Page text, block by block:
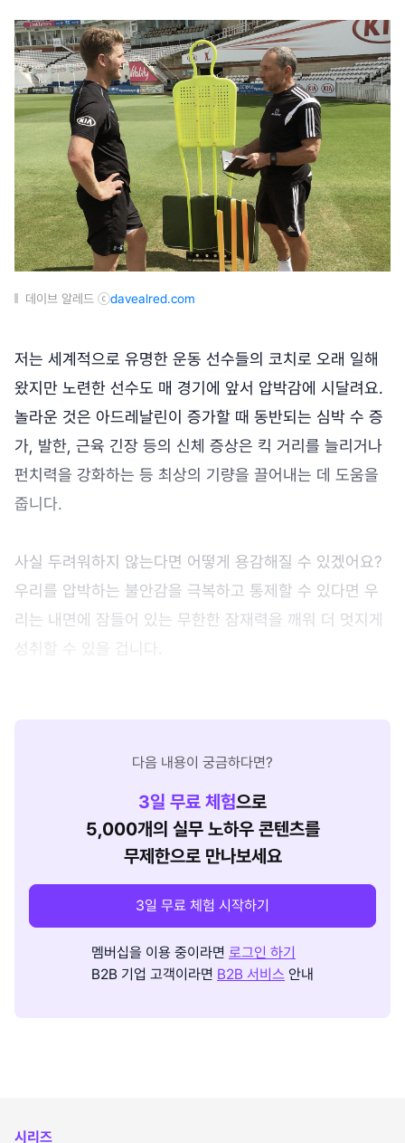
데이브 알레드 ⓒdavealred.com
저는 세계적으로 유명한 운동 선수들의 코치로 오래 일해
왔지만 노련한 선수도 매 경기에 앞서 압박감에 시달려요.
놀라운 것은 아드레날린이 증가할 때 동반되는 심박 수 증
가, 발한, 근육 긴장 등의 신체 증상은 킥 거리를 늘리거나
펀치력을 강화하는 등 최상의 기량을 끌어내는 데 도움을
줍니다.
사실 두려워하지 않는다면 어떻게 용감해질 수 있겠어요?
우리를 압박하는 불안감을 극복하고 통제할 수 있다면 우
리는 내면에 잠들어 있는 무한한 잠재력을 깨워 더 멋지게
성취할 수 있을 겁니다.
다음 내용이 궁금하다면?
3일 무료 체험으로
5,000개의 실무 노하우 콘텐츠를
무제한으로 만나보세요
3일 무료 체험 시작하기
멤버십을 이용 중이라면 로그인 하기
B2B 기업 고객이라면 B2B 서비스 안내
시리즈